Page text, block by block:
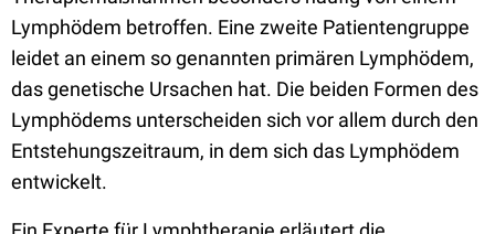
Lymphödem betroffen. Eine zweite Patientengruppe
leidet an einem so genannten primären Lymphödem,
das genetische Ursachen hat. Die beiden Formen des
Lymphödems unterscheiden sich vor allem durch den
Entstehungszeitraum, in dem sich das Lymphödem
entwickelt.